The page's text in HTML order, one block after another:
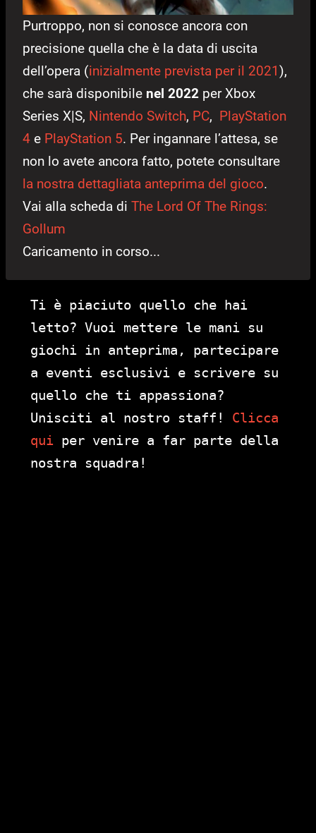
Purtroppo, non si conosce ancora con
precisione quella che è la data di uscita
dell’opera (inizialmente prevista per il 2021),
che sarà disponibile nel 2022 per Xbox
Series X|S, Nintendo Switch, PC, PlayStation
4 e PlayStation 5. Per ingannare l’attesa, se
non lo avete ancora fatto, potete consultare
la nostra dettagliata anteprima del gioco.
Vai alla scheda di The Lord Of The Rings:
Gollum
Caricamento in corso...
Ti è piaciuto quello che hai
letto? Vuoi mettere le mani su
giochi in anteprima, partecipare
a eventi esclusivi e scrivere su
quello che ti appassiona?
Unisciti al nostro staff! Clicca
qui per venire a far parte della
nostra squadra!